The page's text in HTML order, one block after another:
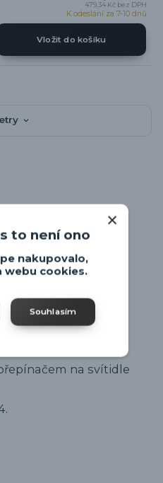
479,34 Kč bez DPH
K odeslání za 7-10 dnů
Vložit do košíku
svítidlo Rabalux
v černé barvě.
na svítidle
to není ono
nakupovalo,
webu cookies.
Souhlasím